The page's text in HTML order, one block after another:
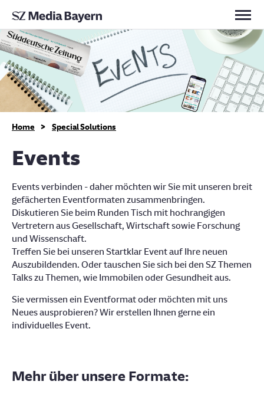
Home > Special Solutions
Events
Events verbinden - daher möchten wir Sie mit unseren breit
gefächerten Eventformaten zusammenbringen.
Diskutieren Sie beim Runden Tisch mit hochrangigen
Vertretern aus Gesellschaft, Wirtschaft sowie Forschung
und Wissenschaft.
Treffen Sie bei unseren Startklar Event auf Ihre neuen
Auszubildenden. Oder tauschen Sie sich bei den SZ Themen
Talks zu Themen, wie Immobilen oder Gesundheit aus.
Sie vermissen ein Eventformat oder möchten mit uns
Neues ausprobieren? Wir erstellen Ihnen gerne ein
individuelles Event.
Mehr über unsere Formate: